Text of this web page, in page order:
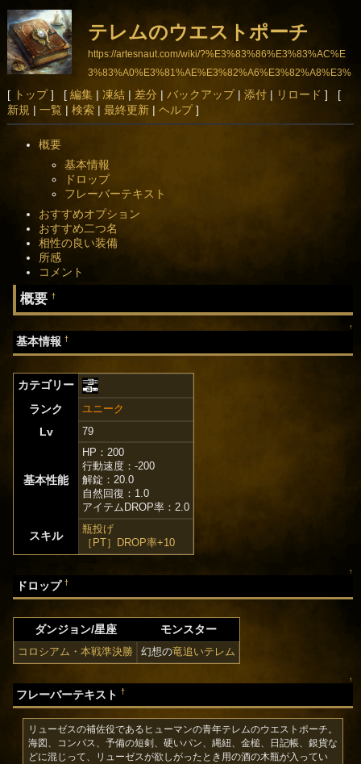
テレムのウエストポーチ
https://artesnaut.com/wiki/?%E3%83%86%E3%83%AC%E
3%83%A0%E3%81%AE%E3%82%A6%E3%82%A8%E3%
82%B9%E3%83%88%E3%83%9D%E3%83%BC%E3%8
3%81
[ トップ] [ 編集| 凍結| 差分 | バックアップ| 添付| リロード ] [
新規 | 一覧 | 検索| 最終更新| ヘルプ]
概要
基本情報
ドロップ
フレーバーテキスト
おすすめオプション
おすすめ二つ名
相性の良い装備
所感
コメント
概要†
↑
基本情報†
カテゴリー
ランク
ユニーク
Lv 79
基本性能
HP：200
行動速度：-200
解錠：20.0
自然回復：1.0
アイテムDROP率：2.0
スキル
瓶投げ
［PT］DROP率+10
↑
ドロップ†
ダンジョン/星座 モンスター
コロシアム・本戦準決勝 幻想の竜追いテレム
↑
フレーバーテキスト†
リューゼスの補佐役であるヒューマンの青年テレムのウエストポーチ。
海図、コンパス、予備の短剣、硬いパン、縄紐、金槌、日記帳、銀貨な
どに混じって、リューゼスが欲しがったとき用の酒の木瓶が入ってい